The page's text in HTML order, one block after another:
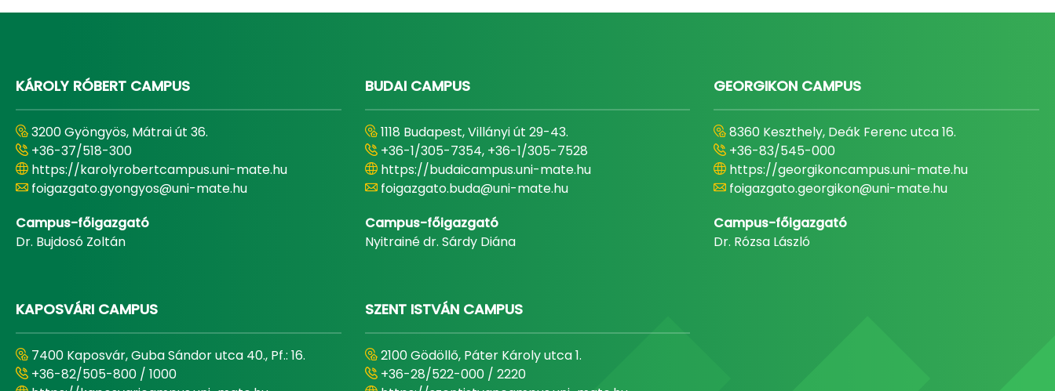
KÁROLY RÓBERT CAMPUS
3200 Gyöngyös, Mátrai út 36.
+36-37/518-300
https://karolyrobertcampus.uni-mate.hu
foigazgato.gyongyos@uni-mate.hu
Campus-főigazgató
Dr. Bujdosó Zoltán
BUDAI CAMPUS
1118 Budapest, Villányi út 29-43.
+36-1/305-7354, +36-1/305-7528
https://budaicampus.uni-mate.hu
foigazgato.buda@uni-mate.hu
Campus-főigazgató
Nyitrainé dr. Sárdy Diána
GEORGIKON CAMPUS
8360 Keszthely, Deák Ferenc utca 16.
+36-83/545-000
https://georgikoncampus.uni-mate.hu
foigazgato.georgikon@uni-mate.hu
Campus-főigazgató
Dr. Rózsa László
KAPOSVÁRI CAMPUS
7400 Kaposvár, Guba Sándor utca 40., Pf.: 16.
+36-82/505-800 / 1000
SZENT ISTVÁN CAMPUS
2100 Gödöllő, Páter Károly utca 1.
+36-28/522-000 / 2220